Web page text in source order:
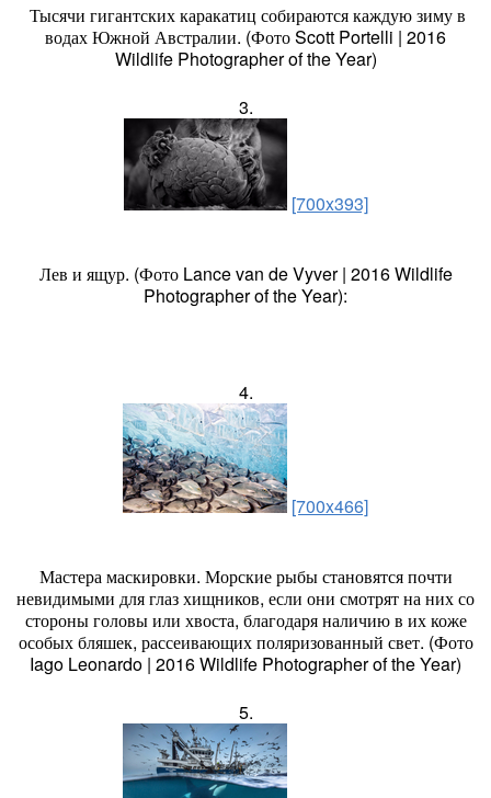
Тысячи гигантских каракатиц собираются каждую зиму в
водах Южной Австралии. (Фото Scott Portelli | 2016
Wildlife Photographer of the Year)
3.
[700x393]
Лев и ящур. (Фото Lance van de Vyver | 2016 Wildlife
Photographer of the Year):
4.
[700x466]
Мастера маскировки. Морские рыбы становятся почти
невидимыми для глаз хищников, если они смотрят на них со
стороны головы или хвоста, благодаря наличию в их коже
особых бляшек, рассеивающих поляризованный свет. (Фото
Iago Leonardo | 2016 Wildlife Photographer of the Year)
5.